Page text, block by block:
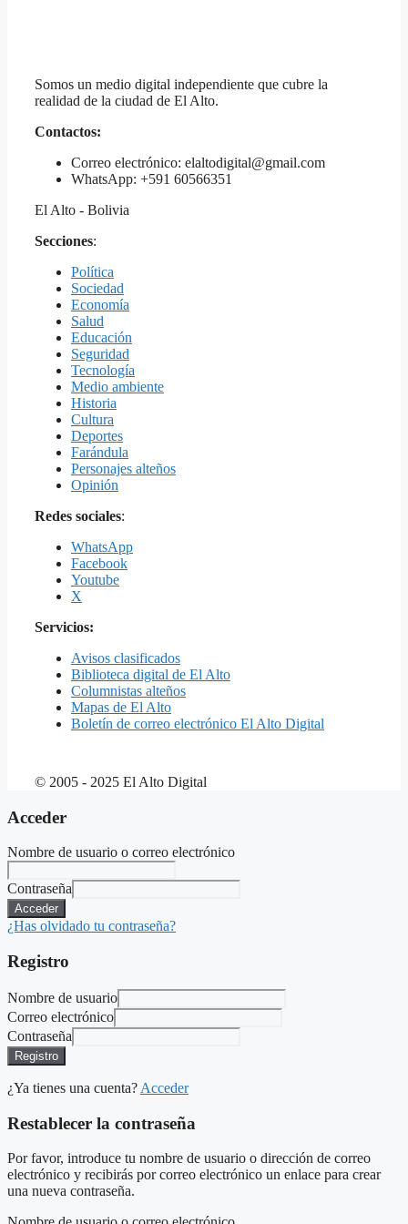
Somos un medio digital independiente que cubre la
realidad de la ciudad de El Alto.
Contactos:
Correo electrónico: elaltodigital@gmail.com
WhatsApp: +591 60566351
El Alto - Bolivia
Secciones:
Política
Sociedad
Economía
Salud
Educación
Seguridad
Tecnología
Medio ambiente
Historia
Cultura
Deportes
Farándula
Personajes alteños
Opinión
Redes sociales:
WhatsApp
Facebook
Youtube
X
Servicios:
Avisos clasificados
Biblioteca digital de El Alto
Columnistas alteños
Mapas de El Alto
Boletín de correo electrónico El Alto Digital
© 2005 - 2025 El Alto Digital
Acceder
Nombre de usuario o correo electrónico
Contraseña
Acceder
¿Has olvidado tu contraseña?
Registro
Nombre de usuario
Correo electrónico
Contraseña
Registro
¿Ya tienes una cuenta? Acceder
Restablecer la contraseña
Por favor, introduce tu nombre de usuario o dirección de correo
electrónico y recibirás por correo electrónico un enlace para crear
una nueva contraseña.